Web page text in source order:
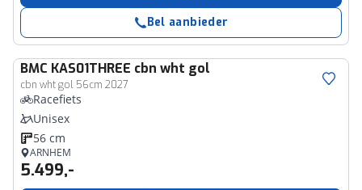
Bel aanbieder
BMC KAS01THREE cbn wht gol
cbn wht gol 56cm 2027
Racefiets
Unisex
56 cm
ARNHEM
5.499,-